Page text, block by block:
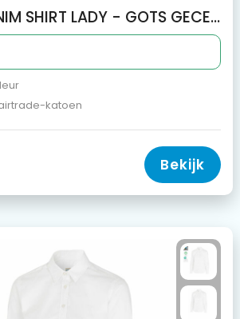
Cottover DENIM SHIRT LADY - GOTS GECERTIFICEERD
katoen
Bekijk